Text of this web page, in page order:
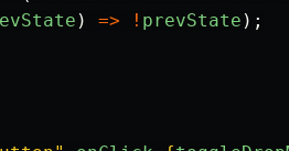
) => ! prevState );